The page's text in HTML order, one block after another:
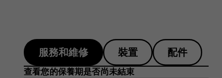
服務和維修 裝置 配件
查看您的保養期是否尚未結束